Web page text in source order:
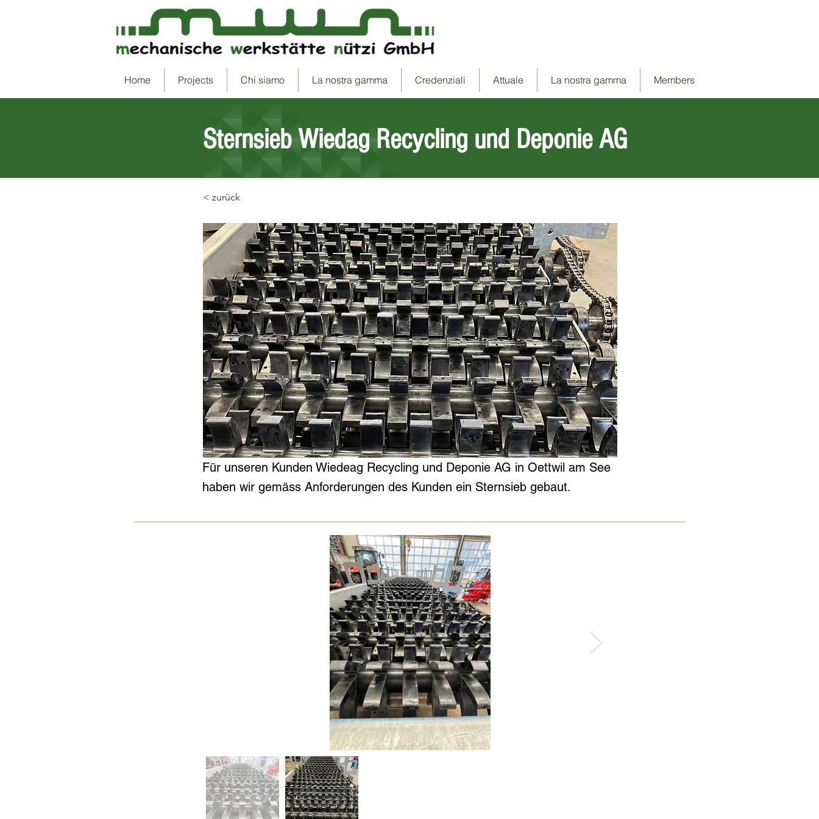
Home Projects Chi siamo La nostra gamma Credenziali Attuale La nostra gamma Members
Sternsieb Wiedag Recycling und Deponie AG
< zurück
Für unseren Kunden Wiedeag Recycling und Deponie AG in Oettwil am See
haben wir gemäss Anforderungen des Kunden ein Sternsieb gebaut.